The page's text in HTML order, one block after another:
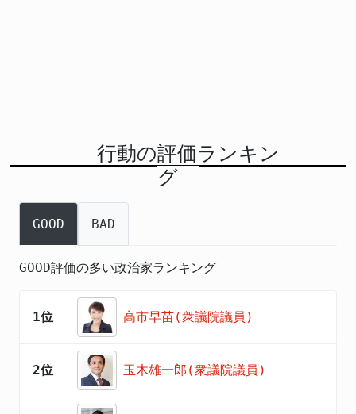
行動の評価ランキン
グ
GOOD BAD
GOOD評価の多い政治家ランキング
1位 高市早苗(衆議院議員)
2位 玉木雄一郎(衆議院議員)